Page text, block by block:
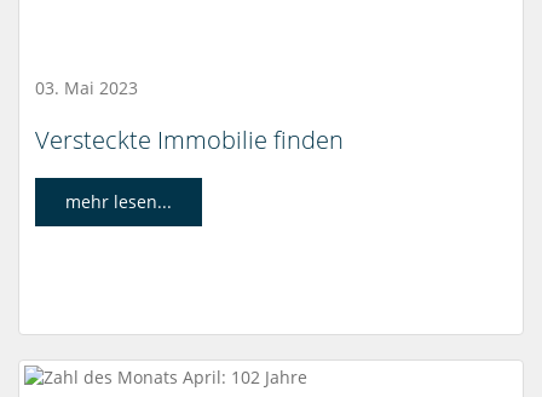
03. Mai 2023
Versteckte Immobilie finden
mehr lesen...